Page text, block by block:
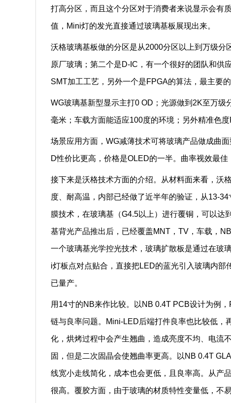
打高分区，而且这个分区对于消费者来说显示会有
值，Mini灯的发光直接通过玻璃基板展现出来。
沃格玻璃基板做的分区是从2000分区以上到万级
原厂玻璃；第二个是D-IC，有一个很好的团队和供
SMT加工工艺，另外一个是FPGA的算法，最主要
WG玻璃基新型显示主打0 OD；光源做到2K至万
毫米；车载方面能适应100度的环境；另外精准色度
场景应用方面，WG减薄技术可将玻璃产品做成曲
D性价比更高，价格是OLED的一半。曲率视效最佳
接下来是沃格技术方面的介绍。从材料面来看，沃
度、耐高温，内部已经做了近半年的验证，从13-
膜技术，在玻璃基（G4.5以上）进行覆铜，可以
基背光产品推出后，已经覆盖MNT，TV，车载，
一个玻璃基光学控光技术，玻璃扩散板是通过在玻
i灯板点对点贴合，直接把LED的蓝光引入玻璃内
已量产。
用14寸的NB来作比较。以NB 0.4T PCB设计为例
链与良率问题。Mini-LED后端打件良率也比较低，
化，烘烤过程中会产生翘曲，造成亮度不均、电流
固，但是二次固晶会使翘曲率更高。以NB 0.4T
线宽小走线简化，成本也会更低，且良率高。从产
很高。覆胶方面，由于玻璃的材质特性变量低，不